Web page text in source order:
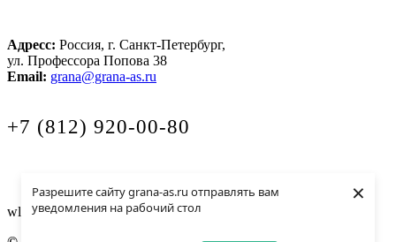
Разрешите сайту grana-as.ru отправлять вам
уведомления на рабочий стол
×
Адресс: Россия, г. Санкт-Петербург,
ул. Профессора Попова 38
Email: grana@grana-as.ru
+7 (812) 920-00-80
wls765